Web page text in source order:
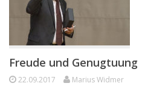
Freude und Genugtuung
22.09.2017 Marius Widmer